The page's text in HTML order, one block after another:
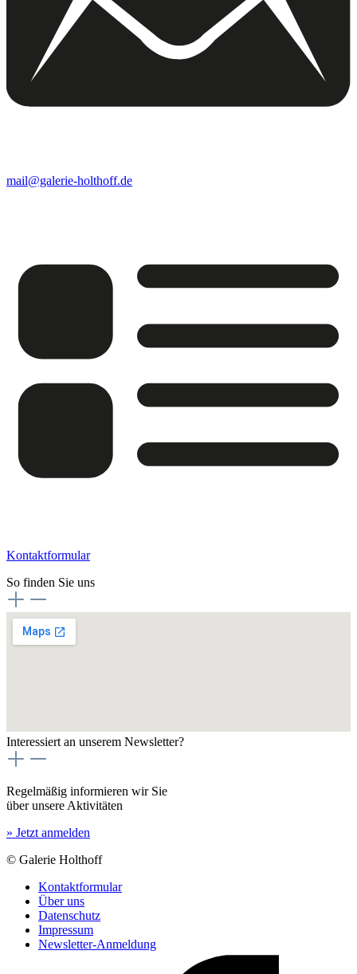
mail@galerie-holthoff.de
Kontaktformular
So finden Sie uns
Interessiert an unserem Newsletter?
Regelmäßig informieren wir Sie
über unsere Aktivitäten
» Jetzt anmelden
© Galerie Holthoff
Kontaktformular
Über uns
Datenschutz
Impressum
Newsletter-Anmeldung